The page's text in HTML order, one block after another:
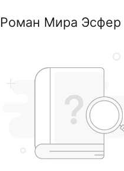
приложение
Роман Мира Эсфер